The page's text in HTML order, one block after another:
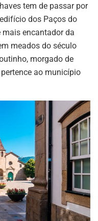
tem de passar por
dos Paços do
mais encantador da
meados do século
morgado de
ao município